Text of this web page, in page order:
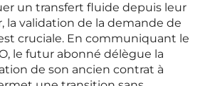
un transfert fluide depuis leur
la validation de la demande de
cruciale. En communiquant le
le futur abonné délègue la
de son ancien contrat à